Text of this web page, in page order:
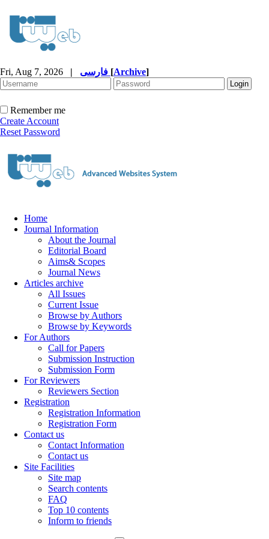
Fri, Aug 7, 2026 | [Archive]
Remember me
Create Account
Reset Password
Home
Journal Information
About the Journal
Editorial Board
Aims& Scopes
Journal News
Articles archive
All Issues
Current Issue
Browse by Authors
Browse by Keywords
For Authors
Call for Papers
Submission Instruction
Submission Form
For Reviewers
Reviewers Section
Registration
Registration Information
Registration Form
Contact us
Contact Information
Contact us
Site Facilities
Site map
Search contents
FAQ
Top 10 contents
Inform to friends